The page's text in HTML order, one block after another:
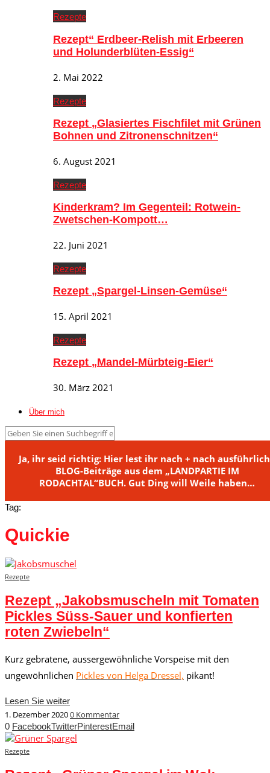
Rezepte
Rezept“ Erdbeer-Relish mit Erbeeren
und Holunderblüten-Essig“
2. Mai 2022
Rezepte
Rezept „Glasiertes Fischfilet mit Grünen
Bohnen und Zitronenschnitzen“
6. August 2021
Rezepte
Kinderkram? Im Gegenteil: Rotwein-
Zwetschen-Kompott…
22. Juni 2021
Rezepte
Rezept „Spargel-Linsen-Gemüse“
15. April 2021
Rezepte
Rezept „Mandel-Mürbteig-Eier“
30. März 2021
Über mich
Ja, ihr seid richtig: Hier lest ihr nach + nach
BLOG-Beiträge aus dem „LANDPARTIE IM
RODACHTAL“BUCH. Gut Ding will Weile haben…
Tag:
Quickie
Rezepte
Rezept „Jakobsmuscheln mit Tomaten
Pickles Süss-Sauer und konfierten
roten Zwiebeln“
Kurz gebratene, aussergewöhnliche Vorspeise mit den
ungewöhnlichen Pickles von Helga Dressel, pikant!
Lesen Sie weiter
1. Dezember 20200 Kommentar
0 FacebookTwitterPinterestEmail
Rezepte